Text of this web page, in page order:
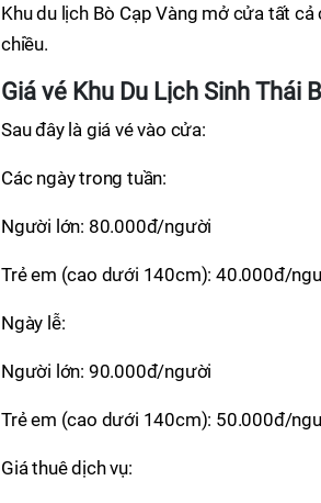
Khu du lịch Bò Cạp Vàng mở cửa tất
chiều.
Giá vé Khu Du Lịch Sinh Thái
Sau đây là giá vé vào cửa:
Các ngày trong tuần:
Người lớn: 80.000đ/người
Trẻ em (cao dưới 140cm): 40.000đ/
Ngày lễ:
Người lớn: 90.000đ/người
Trẻ em (cao dưới 140cm): 50.000đ/
Giá thuê dịch vụ: